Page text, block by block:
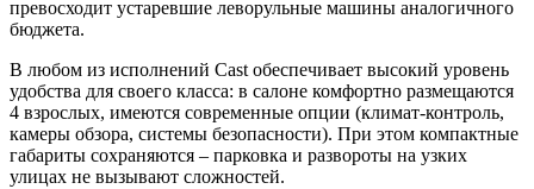
превосходит устаревшие леворульные машины аналогичного
бюджета.
В любом из исполнений Cast обеспечивает высокий уровень
удобства для своего класса: в салоне комфортно размещаются
4 взрослых, имеются современные опции (климат-контроль,
камеры обзора, системы безопасности). При этом компактные
габариты сохраняются – парковка и развороты на узких
улицах не вызывают сложностей.